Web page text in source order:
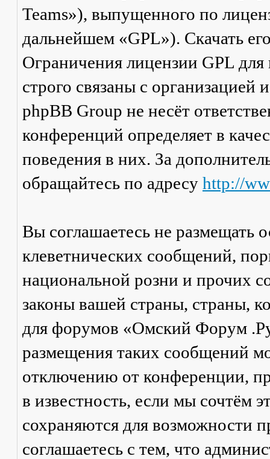
Teams»), выпущенного по
дальнейшем «GPL»). Скачать
Ограничения лицензии GPL
строго связаны с
phpBB Group не несёт
конференций определяет в
поведения в них. За
обращайтесь по адресу http://
Вы соглашаетесь не размещать
клеветнических сообщений,
национальной розни и прочих
законы вашей страны, страны,
для форумов «Омский Форум
размещения таких сообщений
отключению от конференции,
в известность, если мы сочтём
сохраняются для возможности
соглашаетесь с тем, что